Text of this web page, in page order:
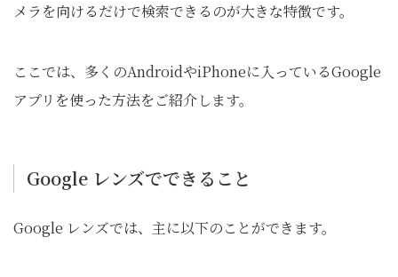
メラを向けるだけで検索できるのが大きな特徴です。
ここでは、多くのAndroidやiPhoneに入っているGoogle
アプリを使った方法をご紹介します。
Google レンズでできること
Google レンズでは、主に以下のことができます。